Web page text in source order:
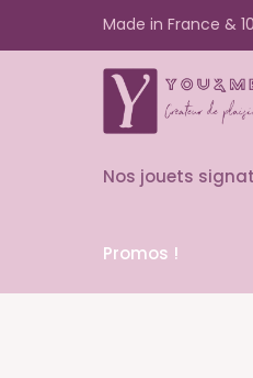
Made in France &
Nos jouets
Promos !